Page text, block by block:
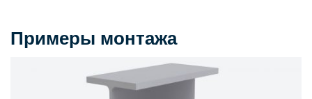
Примеры монтажа